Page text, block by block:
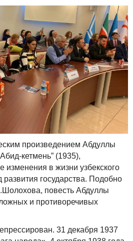
произведением Абдуллы
кетмень” (1935),
в жизни узбекского
государства. Подобно
повесть Абдуллы
и противоречивых
31 декабря 1937